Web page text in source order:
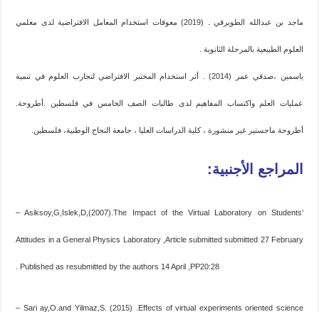
ماجد بن عبدالله الطويرقي . (2019) معوقات استخدام المعامل الافتراضية لدى معلمي
العلوم الطبيعية بالمرحلة الثانوية .
ياسمين ،صدقي عمر (2014) . أثر استخدام المختبر الافتراضي لتجارب العلوم في تنمية
عمليات العلم واكتساب المفاهيم لدى طالبات الصف الخامس في فلسطين .أطروحة.
أطروحة ماجستير غير منشورة ، كلية الدراسات العليا ، جامعة النجاح الوطنية، فلسطين.
المراجع الأجنبية:
– Asiksoy,G,Islek,D,(2007).The Impact of the Virtual Laboratory on Students’
Attitudes in a General Physics Laboratory ,Article submitted submitted 27 February
. Published as resubmitted by the authors 14 April ,PP20:28
– Sari ay,O.and Yilmaz,S. (2015) .Effects of virtual experiments oriented science